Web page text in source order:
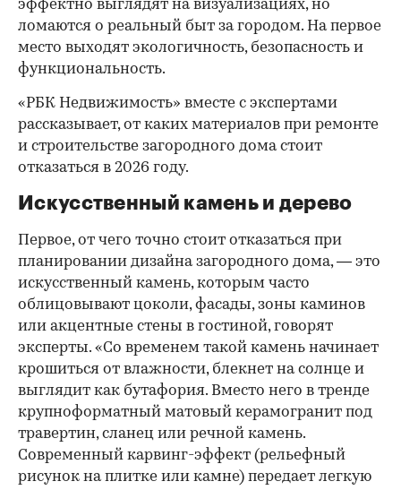
эффектно выглядят на визуализациях, но
ломаются о реальный быт за городом. На первое
место выходят экологичность, безопасность и
функциональность.
«РБК Недвижимость» вместе с экспертами
рассказывает, от каких материалов при ремонте
и строительстве загородного дома стоит
отказаться в 2026 году.
Искусственный камень и дерево
00:00 / 00:00
Первое, от чего точно стоит отказаться при
планировании дизайна загородного дома, — это
искусственный камень, которым часто
облицовывают цоколи, фасады, зоны каминов
или акцентные стены в гостиной, говорят
эксперты. «Со временем такой камень начинает
крошиться от влажности, блекнет на солнце и
выглядит как бутафория. Вместо него в тренде
крупноформатный матовый керамогранит под
травертин, сланец или речной камень.
Современный карвинг-эффект (рельефный
рисунок на плитке или камне) передает легкую